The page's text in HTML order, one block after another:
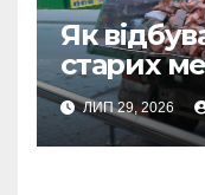
Як
старих
ЛИП 29, 2026